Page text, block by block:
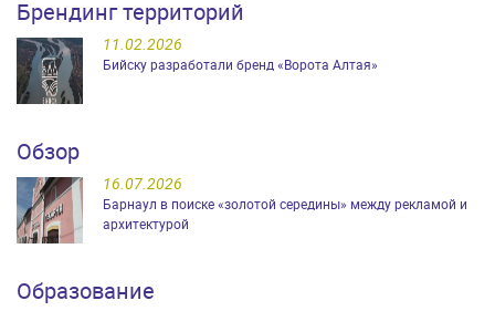
Брендинг территорий
11.02.2026
Бийску разработали бренд «Ворота Алтая»
Обзор
16.07.2026
Барнаул в поиске «золотой середины» между рекламой и
архитектурой
Образование